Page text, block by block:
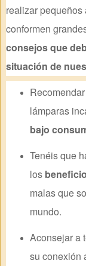
realizar
conformen
consejos que
situación de
lámparas
bajo
Tenéis que
los
malas que
mundo.
Aconsejar a
su conexión